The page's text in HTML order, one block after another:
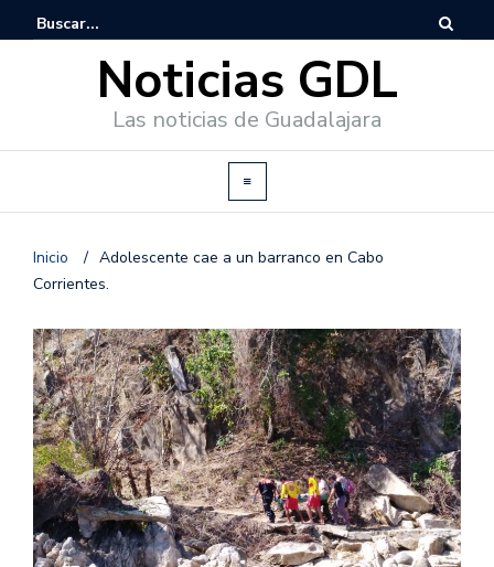
Noticias GDL
Las noticias de Guadalajara
Inicio / Adolescente cae a un barranco en Cabo
Corrientes.